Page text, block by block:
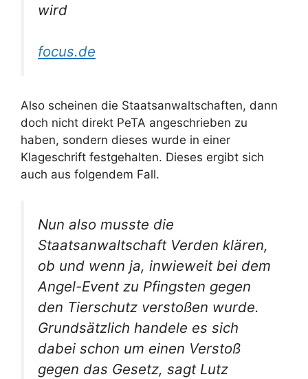
wird
focus.de
Also scheinen die Staatsanwaltschaften, dann
doch nicht direkt PeTA angeschrieben zu
haben, sondern dieses wurde in einer
Klageschrift festgehalten. Dieses ergibt sich
auch aus folgendem Fall.
Nun also musste die
Staatsanwaltschaft Verden klären,
ob und wenn ja, inwieweit bei dem
Angel-Event zu Pfingsten gegen
den Tierschutz verstoßen wurde.
Grundsätzlich handele es sich
dabei schon um einen Verstoß
gegen das Gesetz, sagt Lutz